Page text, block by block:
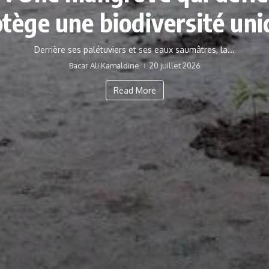
une biodiversité
Derrière ses palétuviers et ses eaux saumâtres, la...
Bacar Ali Kamaldine 20 juillet 2026
Read More